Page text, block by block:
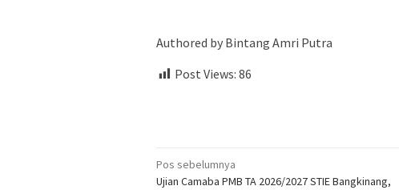
Authored by Bintang Amri Putra
Post Views: 86
Navigasi
Pos sebelumnya
Ujian Camaba PMB TA 2026/2027 STIE Bangkinang,